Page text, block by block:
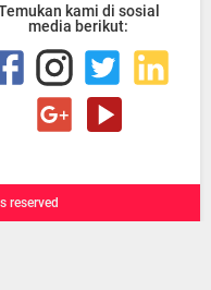
kami di sosial
media berikut:
reserved